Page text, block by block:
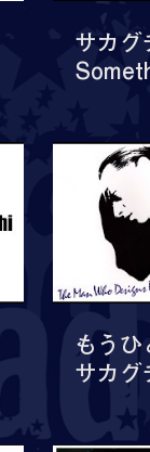
サカグ
もう
サカグ